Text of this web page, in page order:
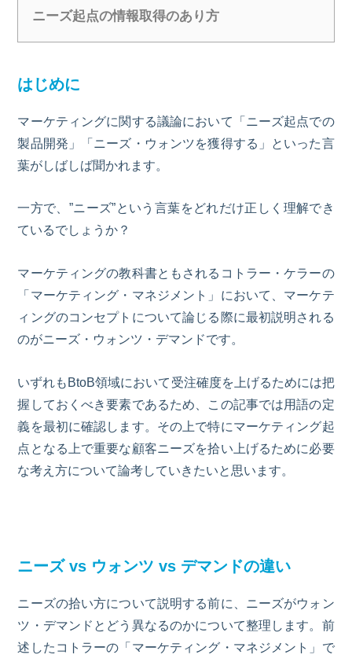
ニーズ起点の情報取得のあり方
はじめに
マーケティングに関する議論において「ニーズ起点での
製品開発」「ニーズ・ウォンツを獲得する」といった言
葉がしばしば聞かれます。
一方で、”ニーズ”という言葉をどれだけ正しく理解でき
ているでしょうか？
マーケティングの教科書ともされるコトラー・ケラーの
「マーケティング・マネジメント」において、マーケテ
ィングのコンセプトについて論じる際に最初説明される
のがニーズ・ウォンツ・デマンドです。
いずれも BtoB領域において受注確度を上げるためには把
握しておくべき要素であるため、この記事では用語の定
義を最初に確認します。その上で特にマーケティング起
点となる上で重要な顧客ニーズを拾い上げるために必要
な考え方について論考していきたいと思います。
ニーズ vs ウォンツ vs デマンドの違い
ニーズの拾い方について説明する前に、ニーズがウォン
ツ・デマンドとどう異なるのかについて整理します。前
述したコトラーの「マーケティング・マネジメント」で